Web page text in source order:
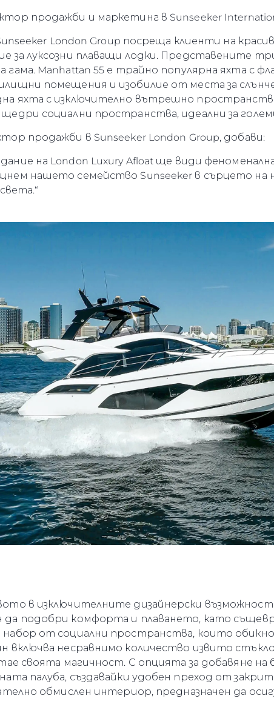
продажби и маркетинг в Sunseeker
London Group посреща клиенти на
за луксозни плаващи лодки. Представените
гама. Manhattan 55 е трайно популярна яхта с
помещения и изобилие от места за
яхта с изключително вътрешно
социални пространства, идеални за
продажби в Sunseeker London Group, добави:
на London Luxury Afloat ще види
нашето семейство Sunseeker в сърцето на
в изключителните дизайнерски
подобри комфорта и плаването, като
от социални пространства, които
включва несравнимо количество извито
своята магичност. С опцията за добавяне на
палуба, създавайки удобен преход от
обмислен интериор, предназначен да
Сайта
За
PRIVACY POLICY
MODERN SLAVERY
STATEMENT
TERMS & CONDITIONS
COOKIE POLICY
RECRUITMENT